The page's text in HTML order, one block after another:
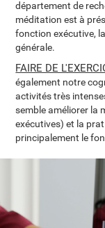
département de
méditation est à
fonction exécutive,
générale.
FAIRE DE
également notre
activités très
semble améliorer la
exécutives) et la
principalement le